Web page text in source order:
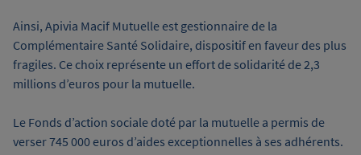
Ainsi, Apivia Macif Mutuelle est gestionnaire de la
Complémentaire Santé Solidaire, dispositif en faveur des plus
fragiles. Ce choix représente un effort de solidarité de 2,3
millions d’euros pour la mutuelle.
Le Fonds d’action sociale doté par la mutuelle a permis de
verser 745 000 euros d’aides exceptionnelles à ses adhérents.